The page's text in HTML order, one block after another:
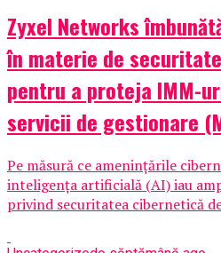
Zyxel Networks
în materie de
pentru a proteja IMM-
servicii de gestionare
Pe măsură ce amenințările
inteligența artificială (AI) iau
privind securitatea cibernetică